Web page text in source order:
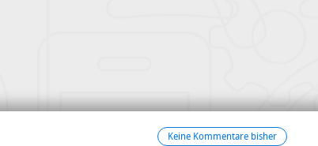
Keine Kommentare bisher